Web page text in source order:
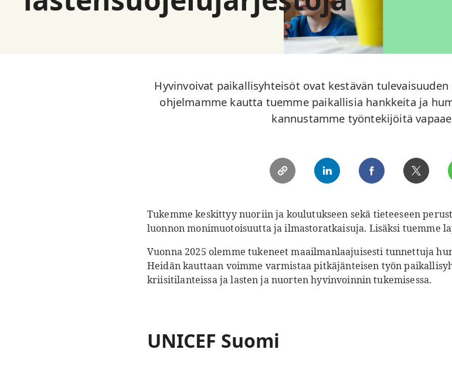
Hyvinvoivat paikallisyhteisöt ovat kestävän
ohjelmamme kautta tuemme paikallisia hankkeita ja
kannustamme työntekijöitä
Tukemme keskittyy nuoriin ja koulutukseen sekä tieteeseen
luonnon monimuotoisuutta ja ilmastoratkaisuja. Lisäksi tuemme
Vuonna 2025 olemme tukeneet maailmanlaajuisesti tunnettuja
Heidän kauttaan voimme varmistaa pitkäjänteisen työn
kriisitilanteissa ja lasten ja nuorten hyvinvoinnin tukemisessa.
UNICEF Suomi